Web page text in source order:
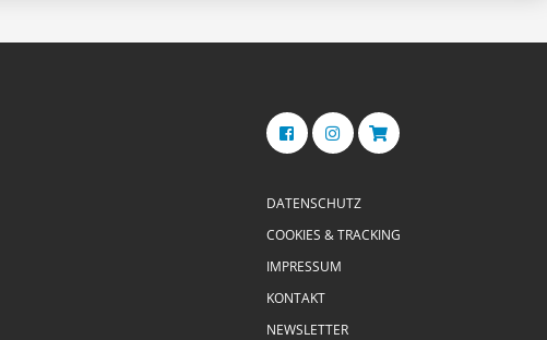
DATENSCHUTZ
COOKIES & TRACKING
IMPRESSUM
KONTAKT
NEWSLETTER